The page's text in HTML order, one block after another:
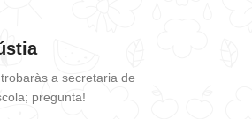
a secretaria de
pregunta!